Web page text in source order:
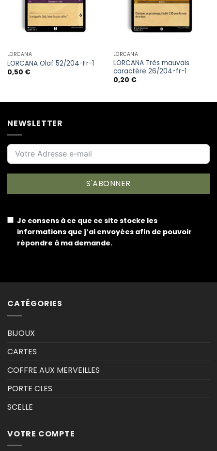
LORCANA
LORCANA Olaf 52/204-Fr-1
0,50 €
LORCANA
LORCANA Très mauvais
caractère 26/204-fr-1
0,20 €
NEWSLETTER
S'ABONNER
Je consens à ce que ce site stocke les
informations que j’ai envoyées afin de pouvoir
répondre à ma demande.
CATÉGORIES
BIJOUX
CARTES
COFFRE AUX MERVEILLES
PORTE CLES
SCELLE
VOTRE COMPTE